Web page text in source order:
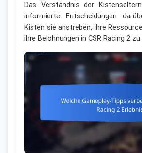
Das Verständnis der
informierte Entscheidungen
Kisten sie anstreben, ihre
ihre Belohnungen in CSR Racing 2